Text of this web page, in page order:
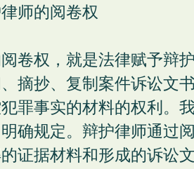
律师的阅卷权
卷权，就是法律赋予辩
摘抄、复制案件诉讼文
罪事实的材料的权利。
确规定。辩护律师通过
证据材料和形成的诉讼